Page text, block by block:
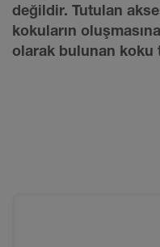
değildir. Tutulan
kokuların
olarak bulunan koku